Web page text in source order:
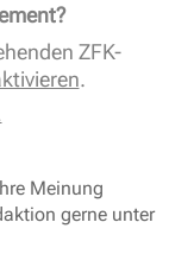
ZFK-
.
Meinung
gerne unter